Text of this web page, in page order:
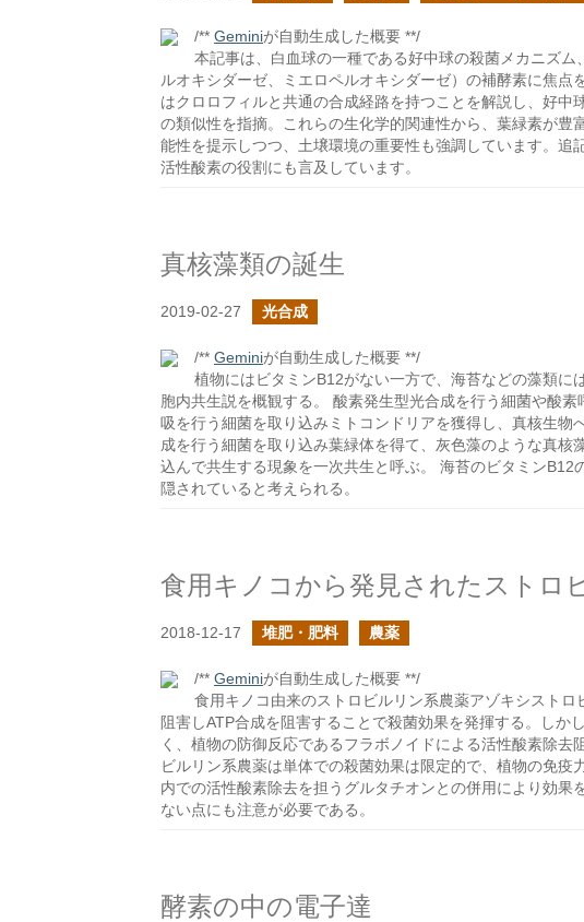
/** Geminiが自動生成した概要 **/
本記事は、白血球の一種である好中球の殺菌メカニズ
ルオキシダーゼ、ミエロペルオキシダーゼ）の補酵素に焦点
はクロロフィルと共通の合成経路を持つことを解説し、好中
の類似性を指摘。これらの生化学的関連性から、葉緑素が豊
能性を提示しつつ、土壌環境の重要性も強調しています。追
活性酸素の役割にも言及しています。
真核藻類の誕生
2019-02-27 光合成
/** Geminiが自動生成した概要 **/
植物にはビタミンB12がない一方で、海苔などの藻類に
胞内共生説を概観する。 酸素発生型光合成を行う細菌や酸
吸を行う細菌を取り込みミトコンドリアを獲得し、真核生物
成を行う細菌を取り込み葉緑体を得て、灰色藻のような真核
込んで共生する現象を一次共生と呼ぶ。 海苔のビタミンB12
隠されていると考えられる。
食用キノコから発見されたストロ
2018-12-17 堆肥・肥料 農薬
/** Geminiが自動生成した概要 **/
食用キノコ由来のストロビルリン系農薬アゾキシスト
阻害しATP合成を阻害することで殺菌効果を発揮する。しか
く、植物の防御反応であるフラボノイドによる活性酸素除去
ビルリン系農薬は単体での殺菌効果は限定的で、植物の免
内での活性酸素除去を担うグルタチオンとの併用により効果
ない点にも注意が必要である。
酵素の中の電子達